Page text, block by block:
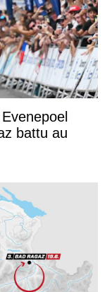
battu au